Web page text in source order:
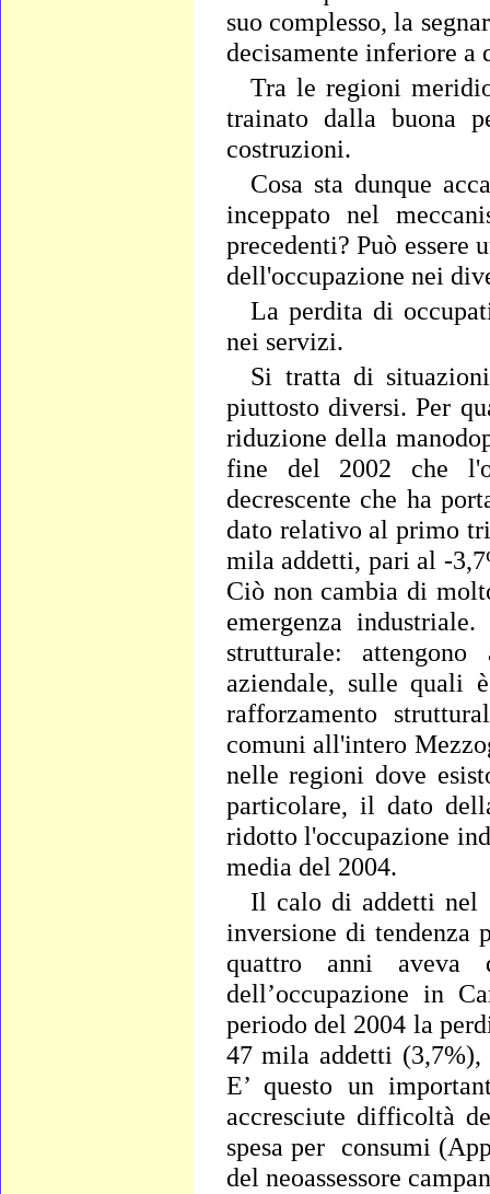
suo complesso, la
decisamente inferiore a
Tra le regioni
trainato dalla buona
costruzioni.
Cosa sta dunque
inceppato nel
precedenti? Può
dell'occupazione nei
La perdita di
nei servizi.
Si tratta di
piuttosto diversi. Per
riduzione della
fine del 2002 che
decrescente che ha
dato relativo al primo
mila addetti, pari al -
Ciò non cambia di
emergenza
strutturale:
aziendale, sulle quali
rafforzamento
comuni all'intero
nelle regioni dove
particolare, il dato
ridotto l'occupazione
media del 2004.
Il calo di addetti nel
inversione di tendenza
quattro anni
dell’occupazione in
periodo del 2004 la
47 mila addetti
E’ questo un
accresciute difficoltà
spesa per consumi
del neoassessore